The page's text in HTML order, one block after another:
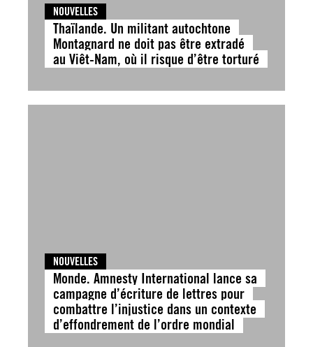
NOUVELLES
Thaïlande. Un militant autochtone
Montagnard ne doit pas être extradé
au Viêt-Nam, où il risque d’être torturé
NOUVELLES
Monde. Amnesty International lance sa
campagne d’écriture de lettres pour
combattre l’injustice dans un contexte
d’effondrement de l’ordre mondial